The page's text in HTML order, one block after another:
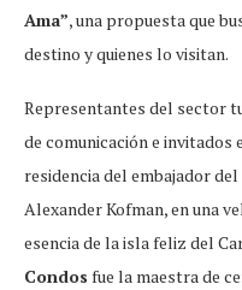
Ama”, una propuesta que
destino y quienes lo visitan.
Representantes del sector
de comunicación e invitados
residencia del embajador
Alexander Kofman, en una
esencia de la isla feliz del
Condos fue la maestra de